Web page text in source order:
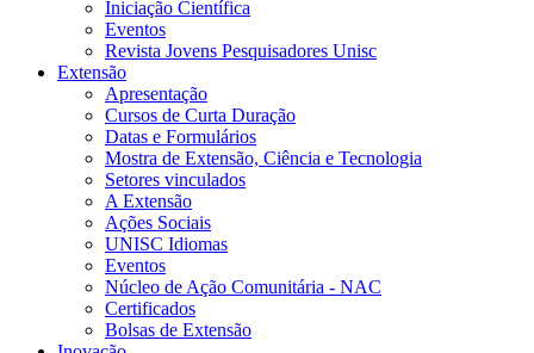
Iniciação Científica
Eventos
Revista Jovens Pesquisadores Unisc
Extensão
Apresentação
Cursos de Curta Duração
Datas e Formulários
Mostra de Extensão, Ciência e Tecnologia
Setores vinculados
A Extensão
Ações Sociais
UNISC Idiomas
Eventos
Núcleo de Ação Comunitária - NAC
Certificados
Bolsas de Extensão